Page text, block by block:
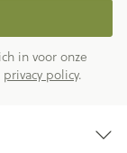
in voor onze
privacy policy.